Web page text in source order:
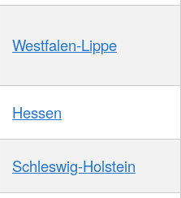
Westfalen-Lippe
Hessen
Schleswig-Holstein